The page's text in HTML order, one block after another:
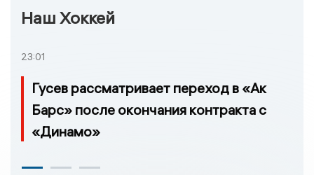
Наш Хоккей
23:01
Гусев рассматривает переход в «Ак
Барс» после окончания контракта с
«Динамо»